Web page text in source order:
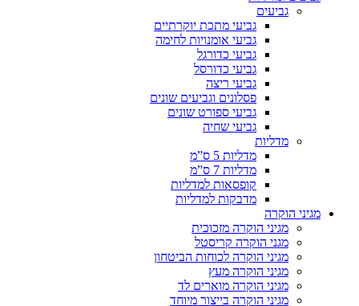
גביעים
גביעי מתכת יוקרתיים
גביעי אומנויות לחימה
גביעי כדורגל
גביעי כדורסל
גביעי ריצה
פסלונים וגביעים שונים
גביעי ספורט שונים
גביעי שחיה
מדליות
מדליות 5 ס”מ
מדליות 7 ס”מ
קופסאות למדליות
מדבקות למדליות
מגיני הוקרה
מגיני הוקרה מזכוכית
מגני הוקרה קריסטל
מגיני הוקרה לכוחות הביטחון
מגיני הוקרה מעץ
מגיני הוקרה מוארים לד
מגיני הוקרה בייצור מיוחד